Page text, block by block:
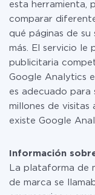
esta herramienta,
comparar
qué páginas de su
más. El servicio le
publicitaria
Google Analytics
es adecuado para
millones de visitas
existe Google
Información
La plataforma de
de marca se